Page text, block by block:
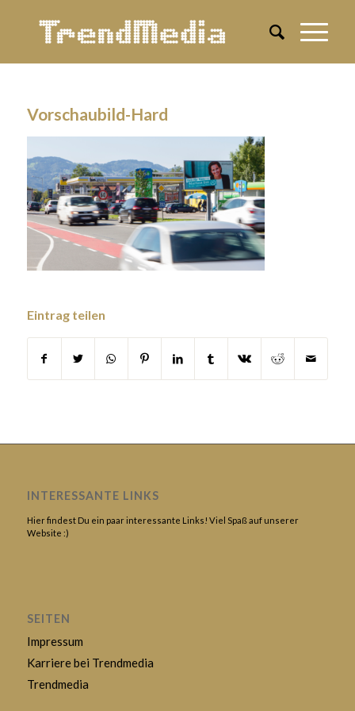
Vorschaubild-Hard
Eintrag teilen
INTERESSANTE LINKS
Hier findest Du ein paar interessante Links! Viel Spaß auf unserer
Website :)
SEITEN
Impressum
Karriere bei Trendmedia
Trendmedia